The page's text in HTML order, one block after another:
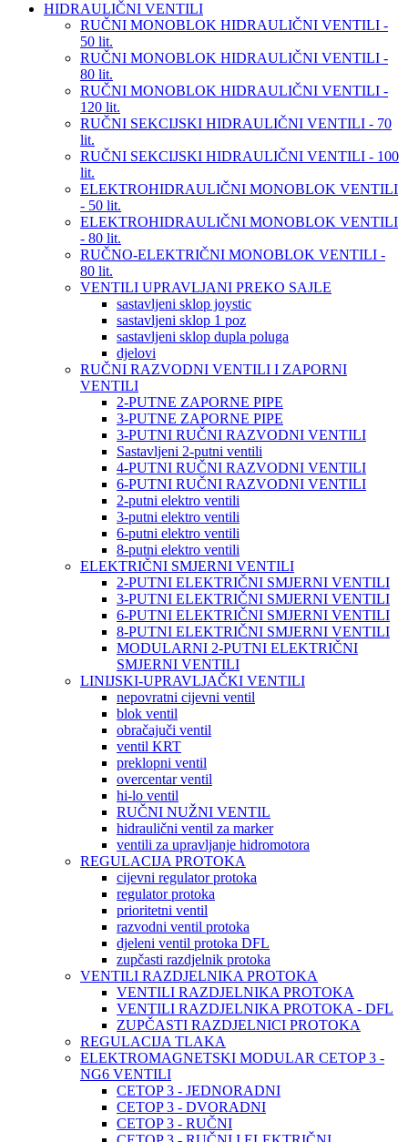
HIDRAULIČNI VENTILI
RUČNI MONOBLOK HIDRAULIČNI VENTILI -
50 lit.
RUČNI MONOBLOK HIDRAULIČNI VENTILI -
80 lit.
RUČNI MONOBLOK HIDRAULIČNI VENTILI -
120 lit.
RUČNI SEKCIJSKI HIDRAULIČNI VENTILI - 70
lit.
RUČNI SEKCIJSKI HIDRAULIČNI VENTILI - 100
lit.
ELEKTROHIDRAULIČNI MONOBLOK VENTILI
- 50 lit.
ELEKTROHIDRAULIČNI MONOBLOK VENTILI
- 80 lit.
RUČNO-ELEKTRIČNI MONOBLOK VENTILI -
80 lit.
VENTILI UPRAVLJANI PREKO SAJLE
sastavljeni sklop joystic
sastavljeni sklop 1 poz
sastavljeni sklop dupla poluga
djelovi
RUČNI RAZVODNI VENTILI I ZAPORNI
VENTILI
2-PUTNE ZAPORNE PIPE
3-PUTNE ZAPORNE PIPE
3-PUTNI RUČNI RAZVODNI VENTILI
Sastavljeni 2-putni ventili
4-PUTNI RUČNI RAZVODNI VENTILI
6-PUTNI RUČNI RAZVODNI VENTILI
2-putni elektro ventili
3-putni elektro ventili
6-putni elektro ventili
8-putni elektro ventili
ELEKTRIČNI SMJERNI VENTILI
2-PUTNI ELEKTRIČNI SMJERNI VENTILI
3-PUTNI ELEKTRIČNI SMJERNI VENTILI
6-PUTNI ELEKTRIČNI SMJERNI VENTILI
8-PUTNI ELEKTRIČNI SMJERNI VENTILI
MODULARNI 2-PUTNI ELEKTRIČNI
SMJERNI VENTILI
LINIJSKI-UPRAVLJAČKI VENTILI
nepovratni cijevni ventil
blok ventil
obračajuči ventil
ventil KRT
preklopni ventil
overcentar ventil
hi-lo ventil
RUČNI NUŽNI VENTIL
hidraulični ventil za marker
ventili za upravljanje hidromotora
REGULACIJA PROTOKA
cijevni regulator protoka
regulator protoka
prioritetni ventil
razvodni ventil protoka
djeleni ventil protoka DFL
zupčasti razdjelnik protoka
VENTILI RAZDJELNIKA PROTOKA
VENTILI RAZDJELNIKA PROTOKA
VENTILI RAZDJELNIKA PROTOKA - DFL
ZUPČASTI RAZDJELNICI PROTOKA
REGULACIJA TLAKA
ELEKTROMAGNETSKI MODULAR CETOP 3 -
NG6 VENTILI
CETOP 3 - JEDNORADNI
CETOP 3 - DVORADNI
CETOP 3 - RUČNI